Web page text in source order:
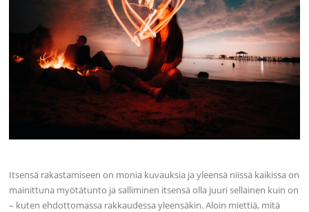
Itsensä rakastamiseen on monia kuvauksia ja yleensä niissä kaikissa on
mainittuna myötätunto ja salliminen itsensä olla juuri sellainen kuin on
– kuten ehdottomassa rakkaudessa yleensäkin. Aloin miettiä, mitä